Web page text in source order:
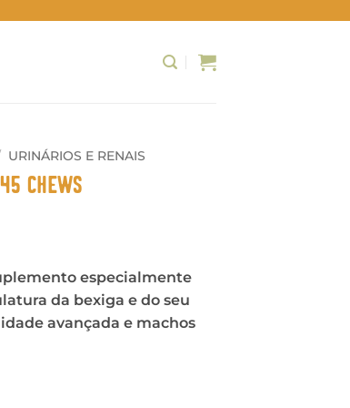
URINÁRIOS E RENAIS
Chews
especialmente
da bexiga e do seu
avançada e machos
- 45 Chews